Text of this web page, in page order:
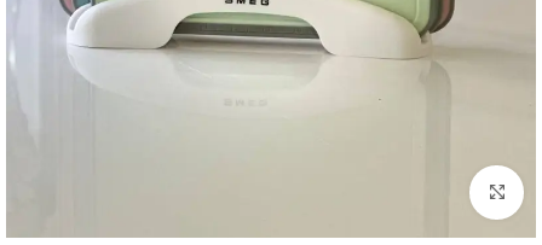
Click to enlarge